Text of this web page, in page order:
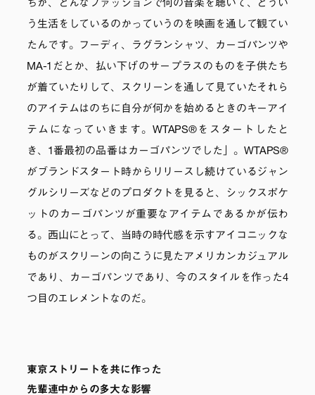
ちが、どんなファッションで何の音楽を聴いて、どうい
う生活をしているのかっていうのを映画を通して観てい
たんです。フーディ、ラグランシャツ、カーゴパンツや
MA-1だとか、払い下げのサープラスのものを子供たち
が着ていたりして、スクリーンを通して見ていたそれら
のアイテムはのちに自分が何かを始めるときのキーアイ
テムになっていきます。WTAPS®をスタートしたと
き、1番最初の品番はカーゴパンツでした」。WTAPS®
がブランドスタート時からリリースし続けているジャン
グルシリーズなどのプロダクトを見ると、シックスポケ
ットのカーゴパンツが重要なアイテムであるかが伝わ
る。西山にとって、当時の時代感を示すアイコニックな
ものがスクリーンの向こうに見たアメリカンカジュアル
であり、カーゴパンツであり、今のスタイルを作った4
つ目のエレメントなのだ。
東京ストリートを共に作った
先輩連中からの多大な影響